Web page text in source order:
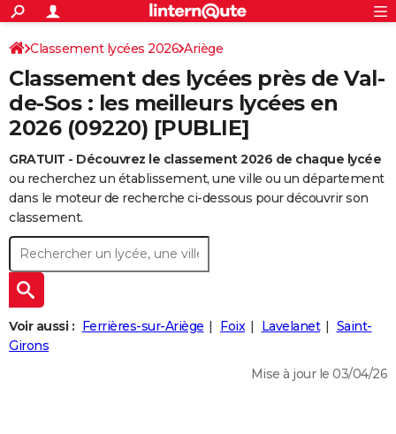
ACTUALITÉS
Politique
Société
Faits Divers
Education
Monde
Villes
+
SPORT
Coupe du monde 2026
Football
Tennis
Cyclisme
Rugby
Forum
CULTURE
Programme TV
TNT
Streaming
Cinéma
Sorties cinéma
Musique
+
FINANCE
Retraite
Impôts
Epargne
Immobilier
Risques naturels par ville
Banque
Assurance
Crédit
AUTO
Essais
Réserver un essai
Citadines
Berlines
SUV
Forum auto
+
HIGH-TECH
BRICOLAGE
Forum
Aménagement intérieur
Extérieur
Cuisine
Salle de bains
Jardinage
Rangement
+WEEK-END
Guides de France
Escapades
Patrimoine
Expositions
Musées
Week-end nature
+
LIFESTYLE
Art de vivre
Bien-être
Loisirs
Mode
Modes de vie
+SANTE
S'inscrire
Connexion
Classement lycées 2026 Ariège
Classement des lycées près de Val-
de-Sos : les meilleurs lycées en
2026 (09220) [PUBLIE]
GRATUIT - Découvrez le classement 2026 de chaque lycée
ou recherchez un établissement, une ville ou un département
dans le moteur de recherche ci-dessous pour découvrir son
classement.
Voir aussi : Ferrières-sur-Ariège Foix Lavelanet
Saint-
Girons
Mise à jour le 03/04/26